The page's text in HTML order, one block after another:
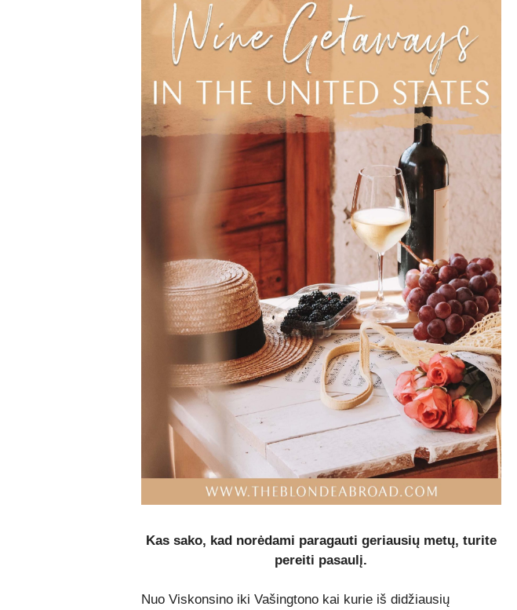
Kas sako, kad norėdami paragauti geriausių metų, turite
pereiti pasaulį.
Nuo Viskonsino iki Vašingtono kai kurie iš didžiausių